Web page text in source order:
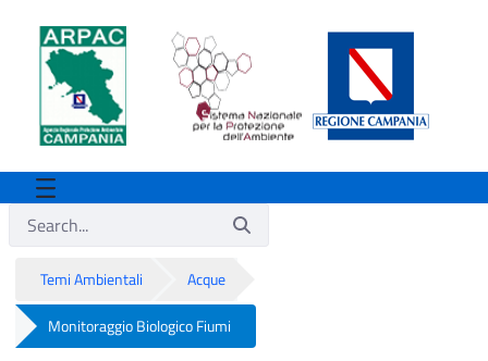
Temi Ambientali Acque
Monitoraggio Biologico Fiumi